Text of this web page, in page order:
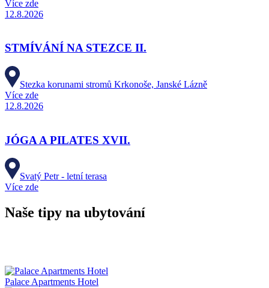
Více zde
12.8.2026
STMÍVÁNÍ NA STEZCE II.
Stezka korunami stromů Krkonoše, Janské Lázně
Více zde
12.8.2026
JÓGA A PILATES XVII.
Svatý Petr - letní terasa
Více zde
Naše tipy na ubytování
Palace Apartments Hotel